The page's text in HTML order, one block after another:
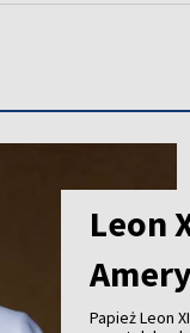
Leon
Papież Leon